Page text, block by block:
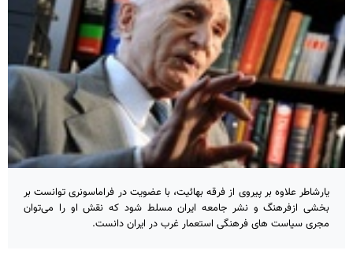
یارشاطر علاوه بر پیروی از فرقه بهائیت، با عضویت در فراماسونری توانست بر
بخشی ازفرهنگ و نشر جامعه ایران مسلط شود که نقش او را می‌توان
مجری سیاست های فرهنگی استعمار غرب در ایران دانست.